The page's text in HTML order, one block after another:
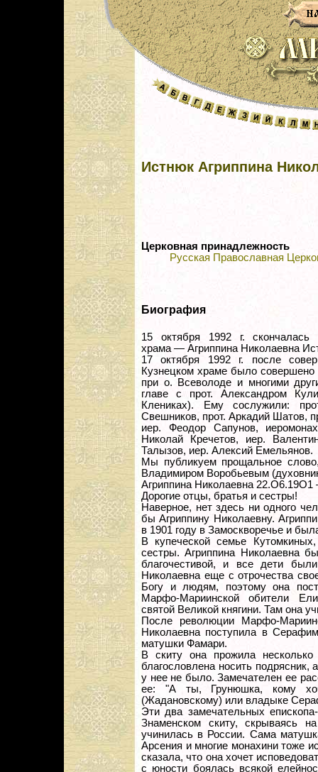
Истнюк Агриппина
Церковная принадлежность
Русская Православная
Биография
15 октября 1992 г. скончалась
храма — Агриппина Николаевна
17 октября 1992 г. после
Кузнецком храме было
при о. Всеволоде и многими
главе с прот. Александром
Клениках). Ему сослужили:
Свешников, прот. Аркадий Шатов,
иер. Феодор Cапунов,
Николай Кречетов, иер.
Талызов, иер. Алексий Емельянов.
Мы публикуем прощальное
Владимиром Воробьевым
Агриппина Николаевна
Дорогие отцы, братья и сестры!
Наверное, нет здесь ни одного
бы Агриппину Николаевну.
в 1901 году в Замоскворечье и
В купеческой семье
сестры. Агриппина Николаевна
благочестивой, и все дети
Николаевна еще с отрочества
Богу и людям, поэтому она
Марфо-Мариинской обители
святой Великой княгини. Там она
После революции Марфо-
Николаевна поступила в
матушки Фамари.
В скиту она прожила
благословлена носить подрясник,
у нее не было. Замечателен ее
ее: "А ты, Грунюшка, кому
(Жадановскому) или владыке
Эти два замечательных
Знаменском скиту, скрываясь
учинилась в России. Сама
Арсения и многие монахини тоже
сказала, что она хочет
с юности боялась всякой